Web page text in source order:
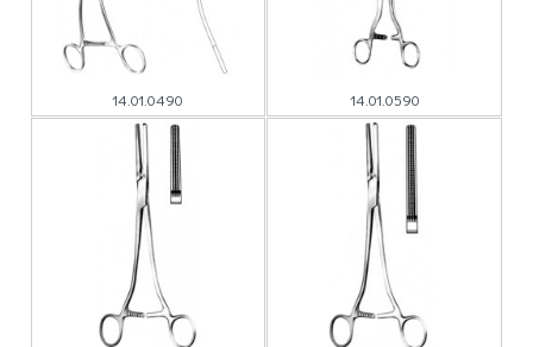
14.01.0490 14.01.0590